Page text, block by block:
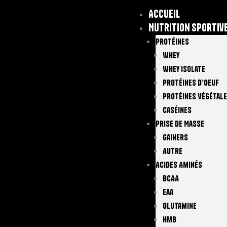
Accueil
Nutrition
Protéines
Whey
Whey Isolate
Protéines D’oeuf
Protéines
Caséines
Prise De Masse
Gainers
Autre
Acides Aminés
BCAA
Eaa
Glutamine
Hmb